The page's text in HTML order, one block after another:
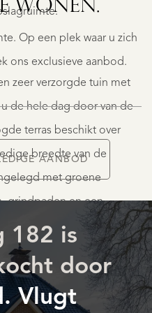
zeer verzorgde tuin met
de hele dag door van de
terras beschikt over
breedte van de
met groene
grindpaden en een
eigen terras. De tuin heeft
met overheaddeur maakt
WONEN.
Op een plek waar u zich
ons exclusieve aanbod.
144
995.000
AANBOD
182 is
door
Vlugt